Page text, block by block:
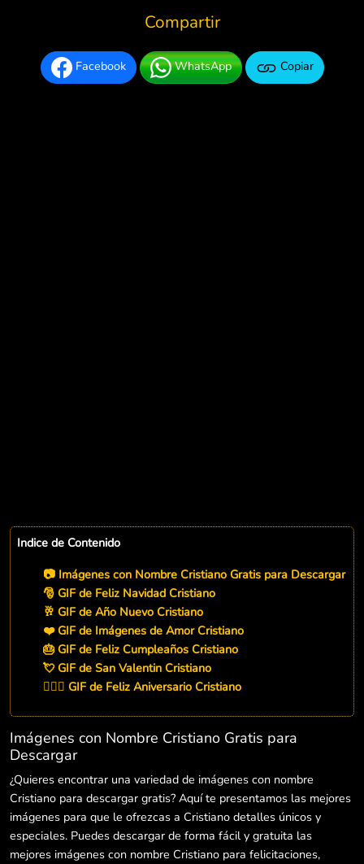
Compartir
Facebook WhatsApp Copiar
Indice de Contenido
📷 Imágenes con Nombre Cristiano Gratis para Descargar
🎅 GIF de Feliz Navidad Cristiano
🥂 GIF de Año Nuevo Cristiano
❤️ GIF de Imágenes de Amor Cristiano
🎂 GIF de Feliz Cumpleaños Cristiano
💘 GIF de San Valentin Cristiano
👨‍❤️‍👨 GIF de Feliz Aniversario Cristiano
Imágenes con Nombre Cristiano Gratis para
Descargar
¿Quieres encontrar una variedad de imágenes con nombre
Cristiano para descargar gratis? Aquí te presentamos las mejores
imágenes para que le ofrezcas a Cristiano detalles únicos y
especiales. Puedes descargar de forma fácil y gratuita las
mejores imágenes con nombre Cristiano para felicitaciones,